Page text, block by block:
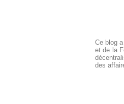
Ce blog
et de la
des